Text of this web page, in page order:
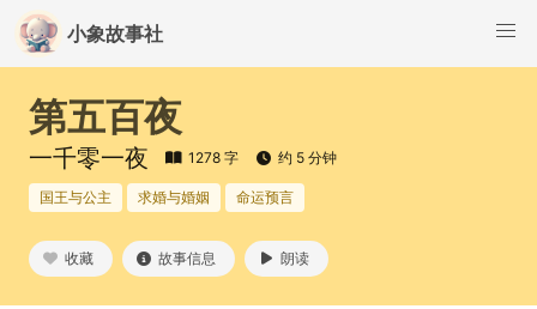
小象故事社
第五百夜
一千零一夜 1278 字 约 5 分钟
国王与公主 求婚与婚姻 命运预言
收藏 故事信息 朗读